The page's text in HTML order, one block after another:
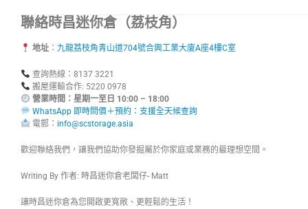
聯絡時昌迷你倉（荔枝角）
地址： 九龍荔枝角青山道704號合興工業大廈A座4樓C室
查詢熱線：8137 3221
搬屋運輸合作: 5220 0978
營業時間：星期一至日 10:00 – 18:00
WhatsApp 即時問價＋預約：支援全天候查詢
電郵： info@scstorage.asia
歡迎聯絡我們，讓我們協助你發掘屬於你家庭或業務的最理想空間。
Writing By 作者: 時昌迷你倉老闆仔- Matt
讓時昌迷你倉為您開啟更寬敞、更輕鬆的生活！